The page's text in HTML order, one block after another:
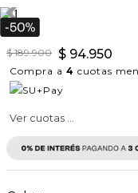
$ 189.900 $ 94.950
Compra a 4 cuotas
Ver cuotas ...